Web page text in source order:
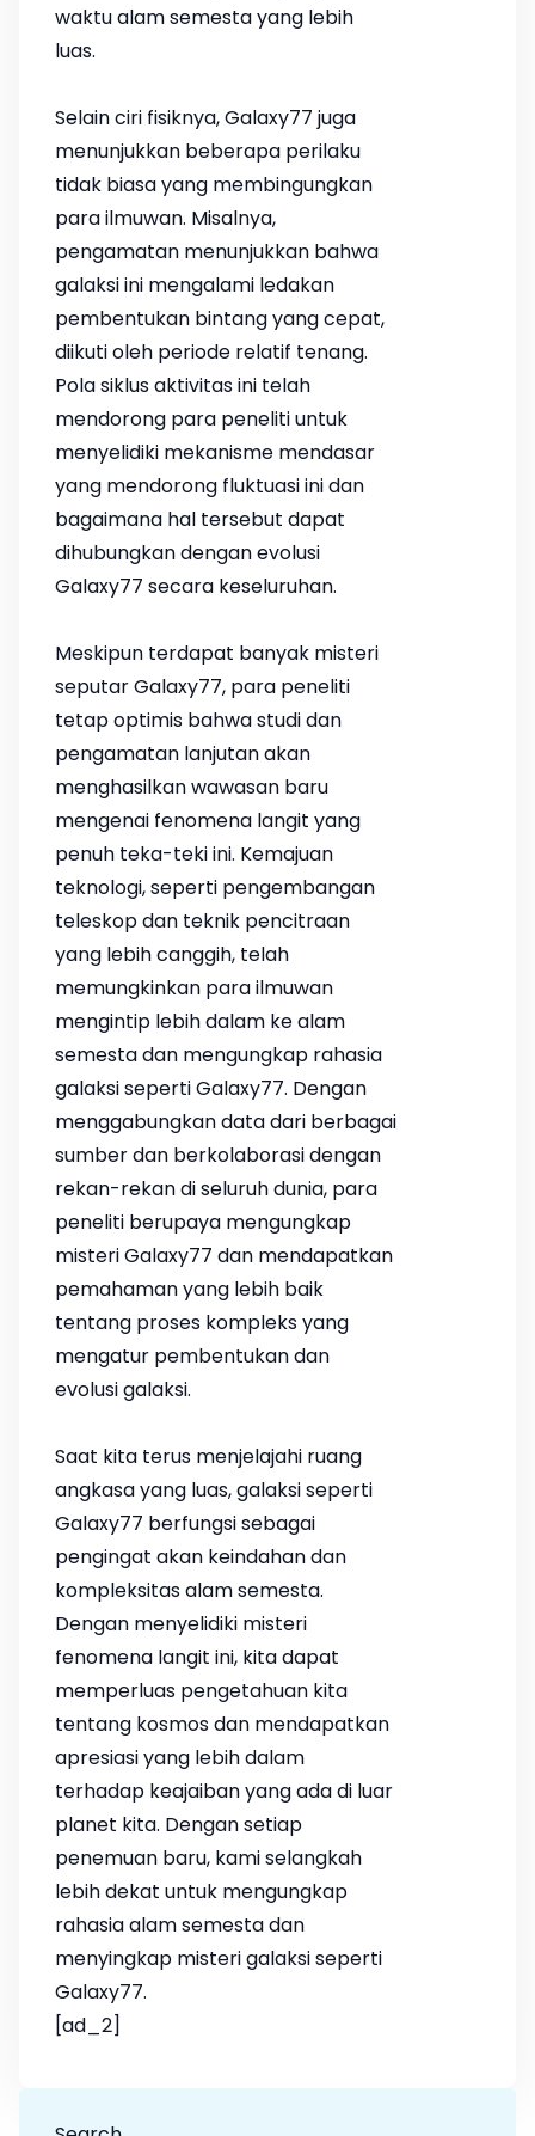
waktu alam semesta yang lebih
luas.
Selain ciri fisiknya, Galaxy77 juga
menunjukkan beberapa perilaku
tidak biasa yang membingungkan
para ilmuwan. Misalnya,
pengamatan menunjukkan bahwa
galaksi ini mengalami ledakan
pembentukan bintang yang cepat,
diikuti oleh periode relatif tenang.
Pola siklus aktivitas ini telah
mendorong para peneliti untuk
menyelidiki mekanisme mendasar
yang mendorong fluktuasi ini dan
bagaimana hal tersebut dapat
dihubungkan dengan evolusi
Galaxy77 secara keseluruhan.
Meskipun terdapat banyak misteri
seputar Galaxy77, para peneliti
tetap optimis bahwa studi dan
pengamatan lanjutan akan
menghasilkan wawasan baru
mengenai fenomena langit yang
penuh teka-teki ini. Kemajuan
teknologi, seperti pengembangan
teleskop dan teknik pencitraan
yang lebih canggih, telah
memungkinkan para ilmuwan
mengintip lebih dalam ke alam
semesta dan mengungkap rahasia
galaksi seperti Galaxy77. Dengan
menggabungkan data dari berbagai
sumber dan berkolaborasi dengan
rekan-rekan di seluruh dunia, para
peneliti berupaya mengungkap
misteri Galaxy77 dan mendapatkan
pemahaman yang lebih baik
tentang proses kompleks yang
mengatur pembentukan dan
evolusi galaksi.
Saat kita terus menjelajahi ruang
angkasa yang luas, galaksi seperti
Galaxy77 berfungsi sebagai
pengingat akan keindahan dan
kompleksitas alam semesta.
Dengan menyelidiki misteri
fenomena langit ini, kita dapat
memperluas pengetahuan kita
tentang kosmos dan mendapatkan
apresiasi yang lebih dalam
terhadap keajaiban yang ada di luar
planet kita. Dengan setiap
penemuan baru, kami selangkah
lebih dekat untuk mengungkap
rahasia alam semesta dan
menyingkap misteri galaksi seperti
Galaxy77.
[ad_2]